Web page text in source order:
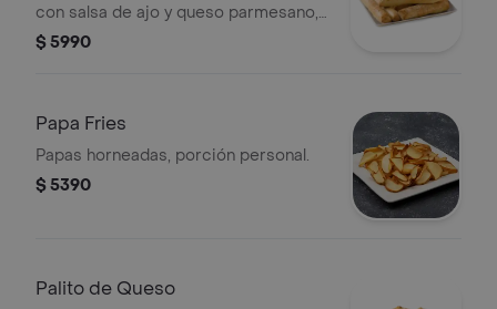
con salsa de ajo y queso parmesano,
8 piezas.
$ 5990
Papa Fries
Papas horneadas, porción personal.
$ 5390
Palito de Queso